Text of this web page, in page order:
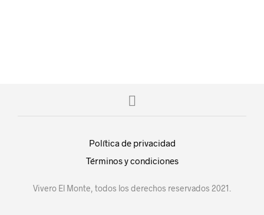
Política de privacidad
Términos y condiciones
Vivero El Monte, todos los derechos reservados 2021.